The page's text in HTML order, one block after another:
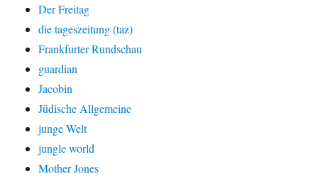
Der Freitag
die tageszeitung (taz)
Frankfurter Rundschau
guardian
Jacobin
Jüdische Allgemeine
junge Welt
jungle world
Mother Jones